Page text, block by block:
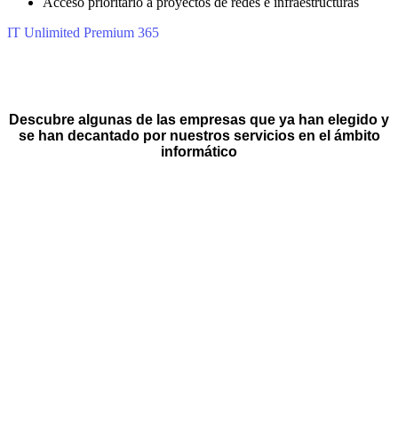
IT Unlimited Premium 365
Descubre algunas de las empresas que ya han elegido y
se han decantado por nuestros servicios en el ámbito
informático